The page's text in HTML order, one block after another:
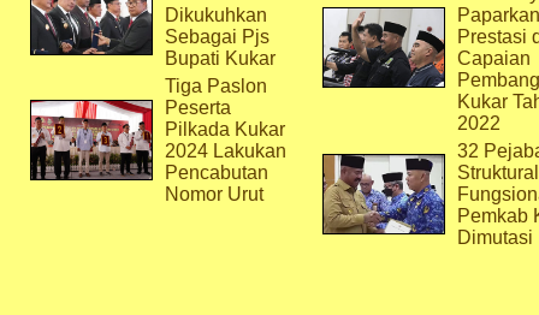
Dikukuhkan
Sebagai Pjs
Bupati Kukar
Tiga Paslon
Peserta
Pilkada Kukar
2024 Lakukan
Pencabutan
Nomor Urut
Paparkan
Prestasi
Capaian
Kukar
2022
32
Pemkab
Dimutasi